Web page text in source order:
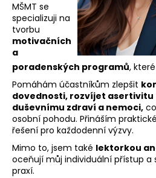
MŠMT se
specializuji na
tvorbu
motivačních
a
poradenských programů,
Pomáhám účastníkům zlepšit
dovednosti, rozvíjet asertivitu
duševnímu zdraví a nemoci,
osobní pohodu. Přináším
řešení pro každodenní výzvy.
Mimo to, jsem také lektorkou
oceňují můj individuální přístup a
praxí.
e
t
e
n
a
j
í
t
?